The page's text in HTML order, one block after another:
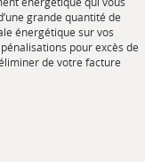
grande quantité de
énergétique sur vos
pour excès de
de votre facture